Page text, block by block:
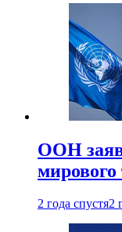
ООН
мирового
2 года спустя2